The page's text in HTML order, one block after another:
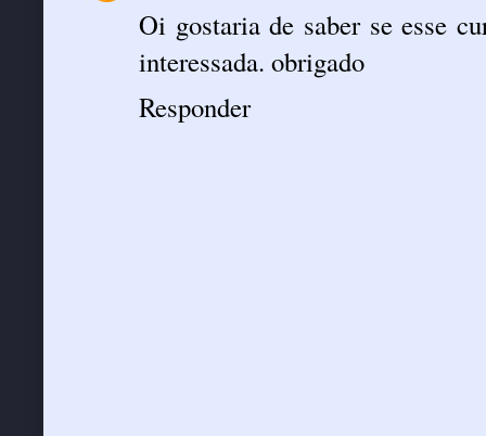
Oi gostaria de saber se esse
interessada. obrigado
Responder